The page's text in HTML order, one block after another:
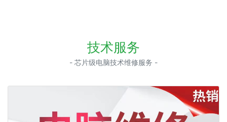
技术服务
- 芯片级电脑技术维修服务 -